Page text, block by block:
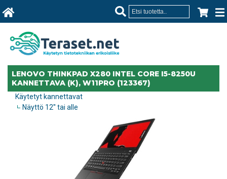
LENOVO THINKPAD X280 INTEL CORE I5-8250U
KANNETTAVA (K), W11PRO (123367)
Käytetyt kannettavat
Näyttö 12'' tai alle